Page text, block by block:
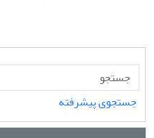
جستجوی پیشرفته